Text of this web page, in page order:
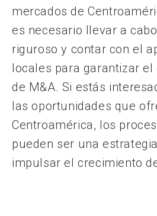
mercados de
es necesario llevar a
riguroso y contar con el
locales para garantizar
de M&A. Si estás
las oportunidades que
Centroamérica, los
pueden ser una
impulsar el crecimiento